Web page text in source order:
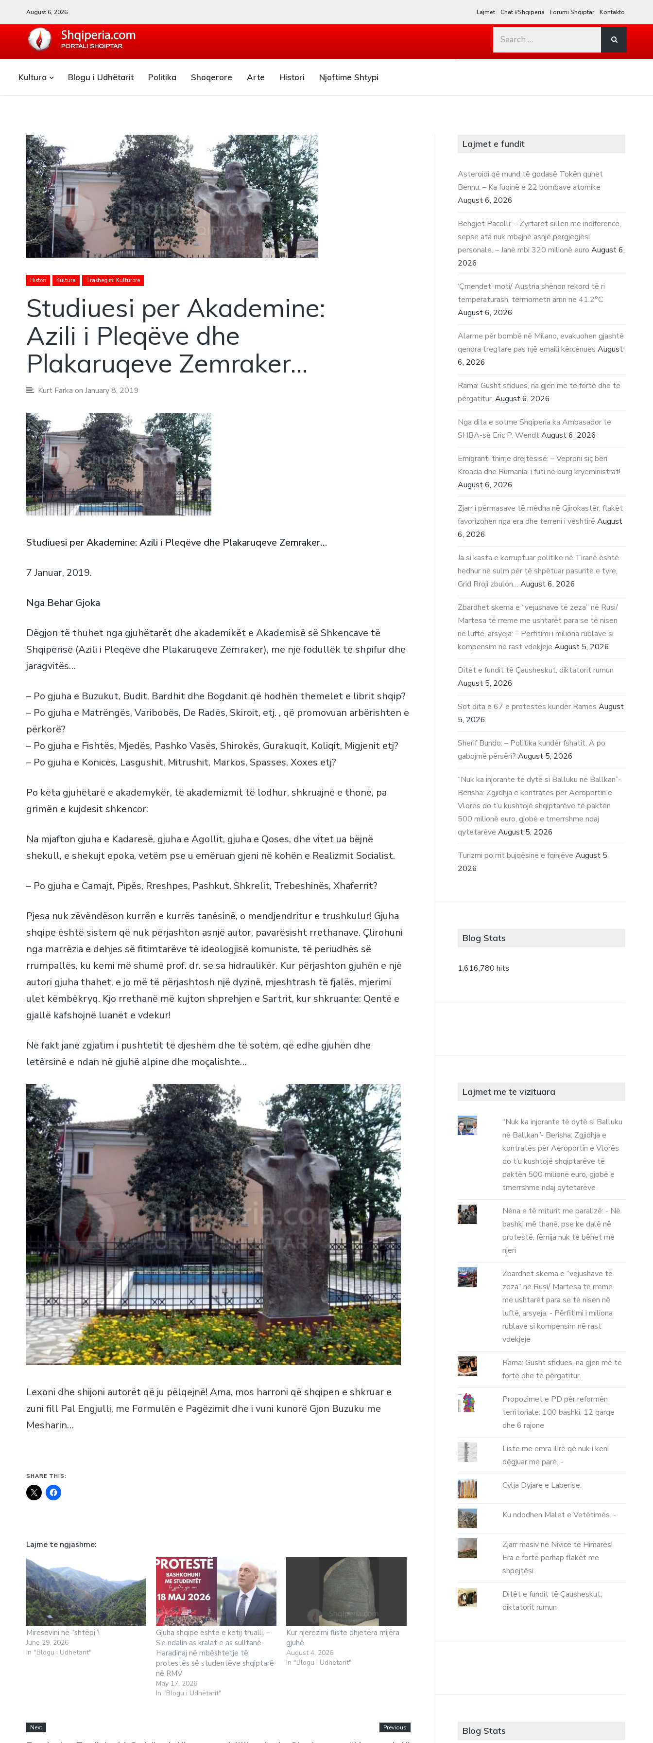
August 6, 2026 Lajmet Chat #Shqiperia Forumi Shqiptar Kontakto
Search
Kultura Blogu i Udhëtarit Politika Shoqerore Arte Histori Njoftime Shtypi
Histori Kultura Trashegimi Kulturore
Studiuesi per Akademine:
Azili i Pleqëve dhe
Plakaruqeve Zemraker…
Kurt Farka on January 8, 2019
Studiuesi per Akademine: Azili i Pleqëve dhe Plakaruqeve Zemraker…
7 Januar, 2019.
Nga Behar Gjoka
Dëgjon të thuhet nga gjuhëtarët dhe akademikët e Akademisë së Shkencave të
Shqipërisë (Azili i Pleqëve dhe Plakaruqeve Zemraker), me një fodullëk të shpifur dhe
jaragvitës…
– Po gjuha e Buzukut, Budit, Bardhit dhe Bogdanit që hodhën themelet e librit shqip?
– Po gjuha e Matrëngës, Varibobës, De Radës, Skiroit, etj. , që promovuan arbërishten e
përkorë?
– Po gjuha e Fishtës, Mjedës, Pashko Vasës, Shirokës, Gurakuqit, Koliqit, Migjenit etj?
– Po gjuha e Konicës, Lasgushit, Mitrushit, Markos, Spasses, Xoxes etj?
Po këta gjuhëtarë e akademykër, të akademizmit të lodhur, shkruajnë e thonë, pa
grimën e kujdesit shkencor:
Na mjafton gjuha e Kadaresë, gjuha e Agollit, gjuha e Qoses, dhe vitet ua bëjnë
shekull, e shekujt epoka, vetëm pse u emëruan gjeni në kohën e Realizmit Socialist.
– Po gjuha e Camajt, Pipës, Rreshpes, Pashkut, Shkrelit, Trebeshinës, Xhaferrit?
Pjesa nuk zëvëndëson kurrën e kurrës tanësinë, o mendjendritur e trushkulur! Gjuha
shqipe është sistem që nuk përjashton asnjë autor, pavarësisht rrethanave. Çlirohuni
nga marrëzia e dehjes së fitimtarëve të ideologjisë komuniste, të periudhës së
rrumpallës, ku kemi më shumë prof. dr. se sa hidraulikër. Kur përjashton gjuhën e një
autori gjuha thahet, e jo më të përjashtosh një dyzinë, mjeshtrash të fjalës, mjerimi
ulet këmbëkryq. Kjo rrethanë më kujton shprehjen e Sartrit, kur shkruante: Qentë e
gjallë kafshojnë luanët e vdekur!
Në fakt janë zgjatim i pushtetit të djeshëm dhe të sotëm, që edhe gjuhën dhe
letërsinë e ndan në gjuhë alpine dhe moçalishte…
Lexoni dhe shijoni autorët që ju pëlqejnë! Ama, mos harroni që shqipen e shkruar e
zuni fill Pal Engjulli, me Formulën e Pagëzimit dhe i vuni kunorë Gjon Buzuku me
Mesharin…
SHARE THIS:
Lajme te ngjashme
Mirësevini në “shtëpi”!
June 29, 2026
In "Blogu i Udhëtarit"
Gjuha shqipe është e këtij trualli. –
S’e ndalin as kralat e as sulltanë.
Haradinaj në mbështetje të
protestës së studentëve shqiptarë
në RMV
May 17, 2026
In "Blogu i Udhëtarit"
Kur njerëzimi fliste dhjetëra mijëra
gjuhë
August 4, 2026
In "Blogu i Udhëtarit"
Next Previous
Lajmet e fundit
Asteroidi që mund të godasë Tokën quhet
Bennu. – Ka fuqinë e 22 bombave atomike
August 6, 2026
Behgjet Pacolli: – Zyrtarët sillen me indiferencë,
sepse ata nuk mbajnë asnjë përgjegjësi
personale. – Janë mbi 320 milionë euro August 6,
2026
‘Çmendet’ moti/ Austria shënon rekord të ri
temperaturash, termometri arrin në 41.2°C
August 6, 2026
Alarme për bombë në Milano, evakuohen gjashtë
qendra tregtare pas një emaili kërcënues August
6, 2026
Rama: Gusht sfidues, na gjen më të fortë dhe të
përgatitur. August 6, 2026
Nga dita e sotme Shqiperia ka Ambasador te
SHBA-së Eric P. Wendt August 6, 2026
Emigranti thirrje drejtësisë: – Veproni siç bëri
Kroacia dhe Rumania, i futi në burg kryeministrat!
August 6, 2026
Zjarr i përmasave të mëdha në Gjirokastër, flakët
favorizohen nga era dhe terreni i vështirë August
6, 2026
Ja si kasta e korruptuar politike në Tiranë është
hedhur në sulm për të shpëtuar pasuritë e tyre,
Grid Rroji zbulon… August 6, 2026
Zbardhet skema e “vejushave të zeza” në Rusi/
Martesa të rreme me ushtarët para se të nisen
në luftë, arsyeja: – Përfitimi i miliona rublave si
kompensim në rast vdekjeje August 5, 2026
Ditët e fundit të Çausheskut, diktatorit rumun
August 5, 2026
Sot dita e 67 e protestës kundër Ramës August
5, 2026
Sherif Bundo: – Politika kundër fshatit. A po
gabojmë përsëri? August 5, 2026
“Nuk ka injorante të dytë si Balluku në Ballkan”-
Berisha: Zgjidhja e kontratës për Aeroportin e
Vlorës do t’u kushtojë shqiptarëve të paktën
500 milionë euro, gjobë e tmerrshme ndaj
qytetarëve August 5, 2026
Turizmi po rrit bujqësinë e fqinjëve August 5,
2026
Blog Stats
1,616,780 hits
Lajmet me te vizituara
“Nuk ka injorante të dytë si Balluku
në Ballkan”- Berisha: Zgjidhja e
kontratës për Aeroportin e Vlorës
do t’u kushtojë shqiptarëve të
paktën 500 milionë euro, gjobë e
tmerrshme ndaj qytetarëve
Nëna e të miturit me paralizë: - Në
bashki më thanë, pse ke dalë në
protestë, fëmija nuk të bëhet më
njeri
Zbardhet skema e “vejushave të
zeza” në Rusi/ Martesa të rreme
me ushtarët para se të nisen në
luftë, arsyeja: - Përfitimi i miliona
rublave si kompensim në rast
vdekjeje
Rama: Gusht sfidues, na gjen më të
fortë dhe të përgatitur.
Propozimet e PD për reformën
territoriale: 100 bashki, 12 qarqe
dhe 6 rajone
Liste me emra ilirë që nuk i keni
dëgjuar më parë. -
Cylja Dyjare e Laberise.
Ku ndodhen Malet e Vetëtimës. -
Zjarr masiv në Nivicë të Himarës!
Era e fortë përhap flakët me
shpejtësi
Ditët e fundit të Çausheskut,
diktatorit rumun
Blog Stats